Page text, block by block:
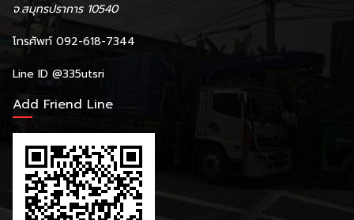
จ.สมุทรปราการ 10540
โทรศัพท์ 092-618-7344
Line ID @335utsri
Add Friend Line